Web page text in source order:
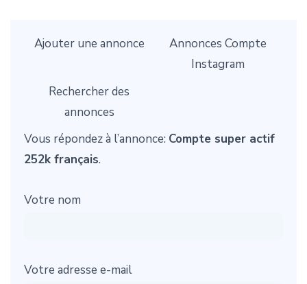
Ajouter une annonce
Annonces Compte
Instagram
Rechercher des
annonces
Vous répondez à l’annonce: Compte super actif
252k français.
Votre nom
Votre adresse e-mail